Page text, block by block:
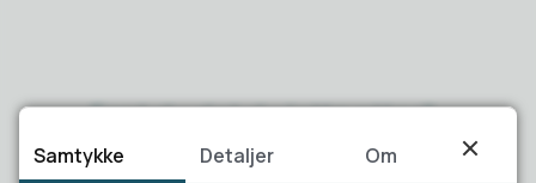
Fant du det du lette etter?
Samtykke Detaljer
Om